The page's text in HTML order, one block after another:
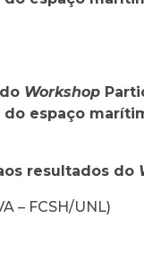
Workshop
espaço
resultados do
– FCSH/UNL)